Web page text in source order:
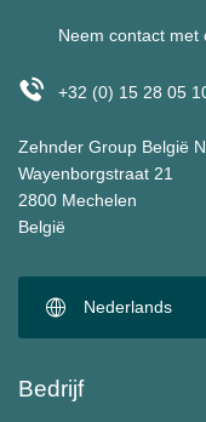
Neem contact met
+32 (0) 15 28 05
Zehnder Group België
Wayenborgstraat 21
2800 Mechelen
België
Nederlands
Bedrijf